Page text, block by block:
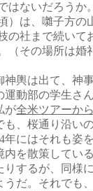
はないだろうか
）は、囃子方の
の社まで続いて
（その場所は婚
輿は出て、神
運動部の学生さ
が全米ツアーか
も、桜通り沿い
年にはそれも姿
を散策してい
りするが、同様
うだ。それでも